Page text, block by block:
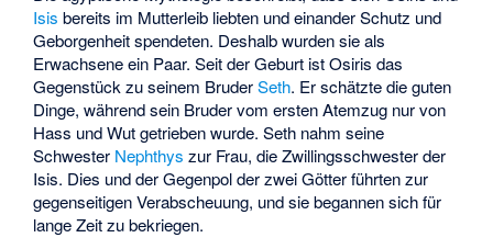
Isis bereits im Mutterleib liebten und einander Schutz und
Geborgenheit spendeten. Deshalb wurden sie als
Erwachsene ein Paar. Seit der Geburt ist Osiris das
Gegenstück zu seinem BruderSeth. Er schätzte die guten
Dinge, während sein Bruder vom ersten Atemzug nur von
Hass und Wut getrieben wurde. Seth nahm seine
Schwester Nephthys zur Frau, die Zwillingsschwester der
Isis. Dies und der Gegenpol der zwei Götter führten zur
gegenseitigen Verabscheuung, und sie begannen sich für
lange Zeit zu bekriegen.